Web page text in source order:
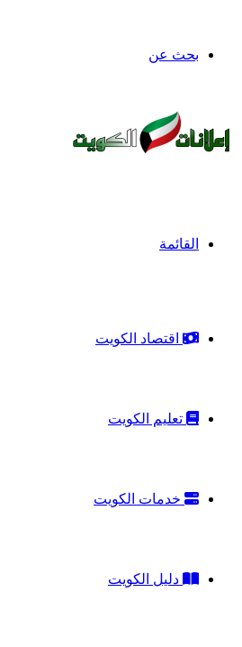
بحث عن
القائمة
اقتصاد الكويت
تعليم الكويت
خدمات الكويت
دليل الكويت